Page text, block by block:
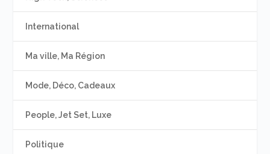
International
Ma ville, Ma Région
Mode, Déco, Cadeaux
People, Jet Set, Luxe
Politique